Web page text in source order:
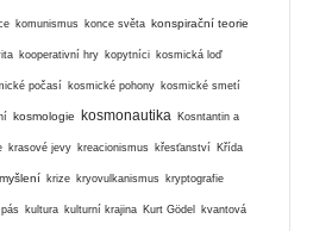
komunismus konce světa konspirační teorie
kooperativní hry kopytníci kosmická loď
počasí kosmické pohony kosmické smetí
kosmologie kosmonautika Kosntantin a
krasové jevy kreacionismus křesťanství Křída
krize kryovulkanismus kryptografie
kultura kulturní krajina Kurt Gödel kvantová